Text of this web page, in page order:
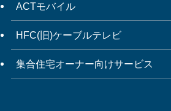
ACTモバイル
HFC(旧)ケーブルテレビ
集合住宅オーナー向けサービス